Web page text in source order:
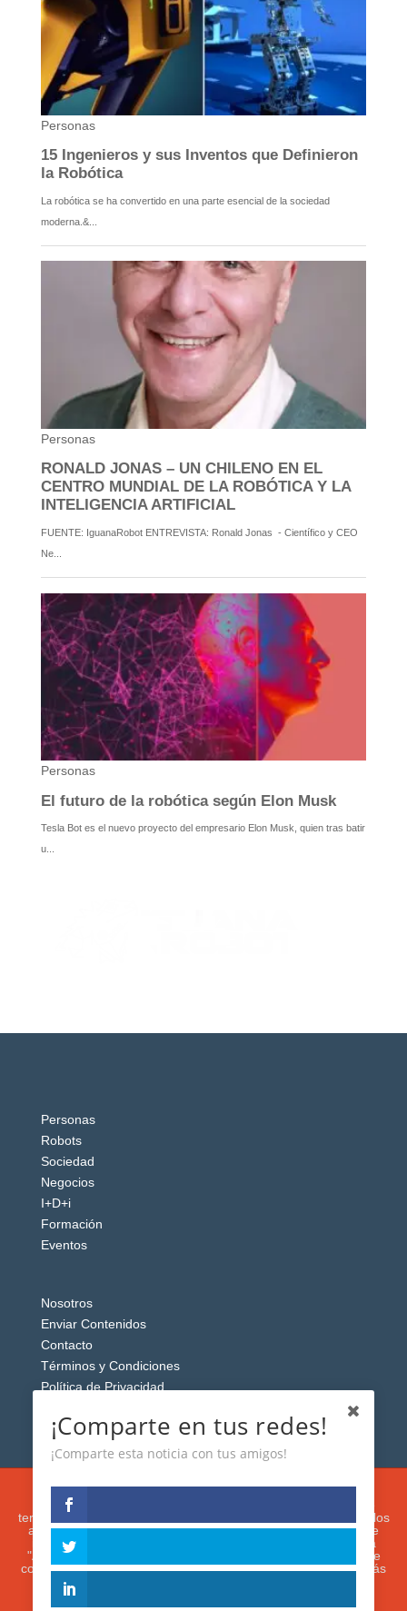
Personas
Robots
Sociedad
Negocios
I+D+i
Formación
Eventos
Nosotros
Enviar Contenidos
Contacto
Términos y Condiciones
Política de Privacidad
reservados.
Esta web usa cookies analíticas y publicitarias (propias y de
terceros) para analizar el tráfico y personalizar el contenido y los
anuncios que le mostremos de acuerdo con su navegación e
intereses, buscando así mejorar su experiencia. Si presiona
"Aceptar" o continúa navegando, acepta su utilización. Puede
configurar o rechazar su uso presionando "Configuración". Más
¡Comparte en tus redes!
¡Comparte esta noticia con tus amigos!